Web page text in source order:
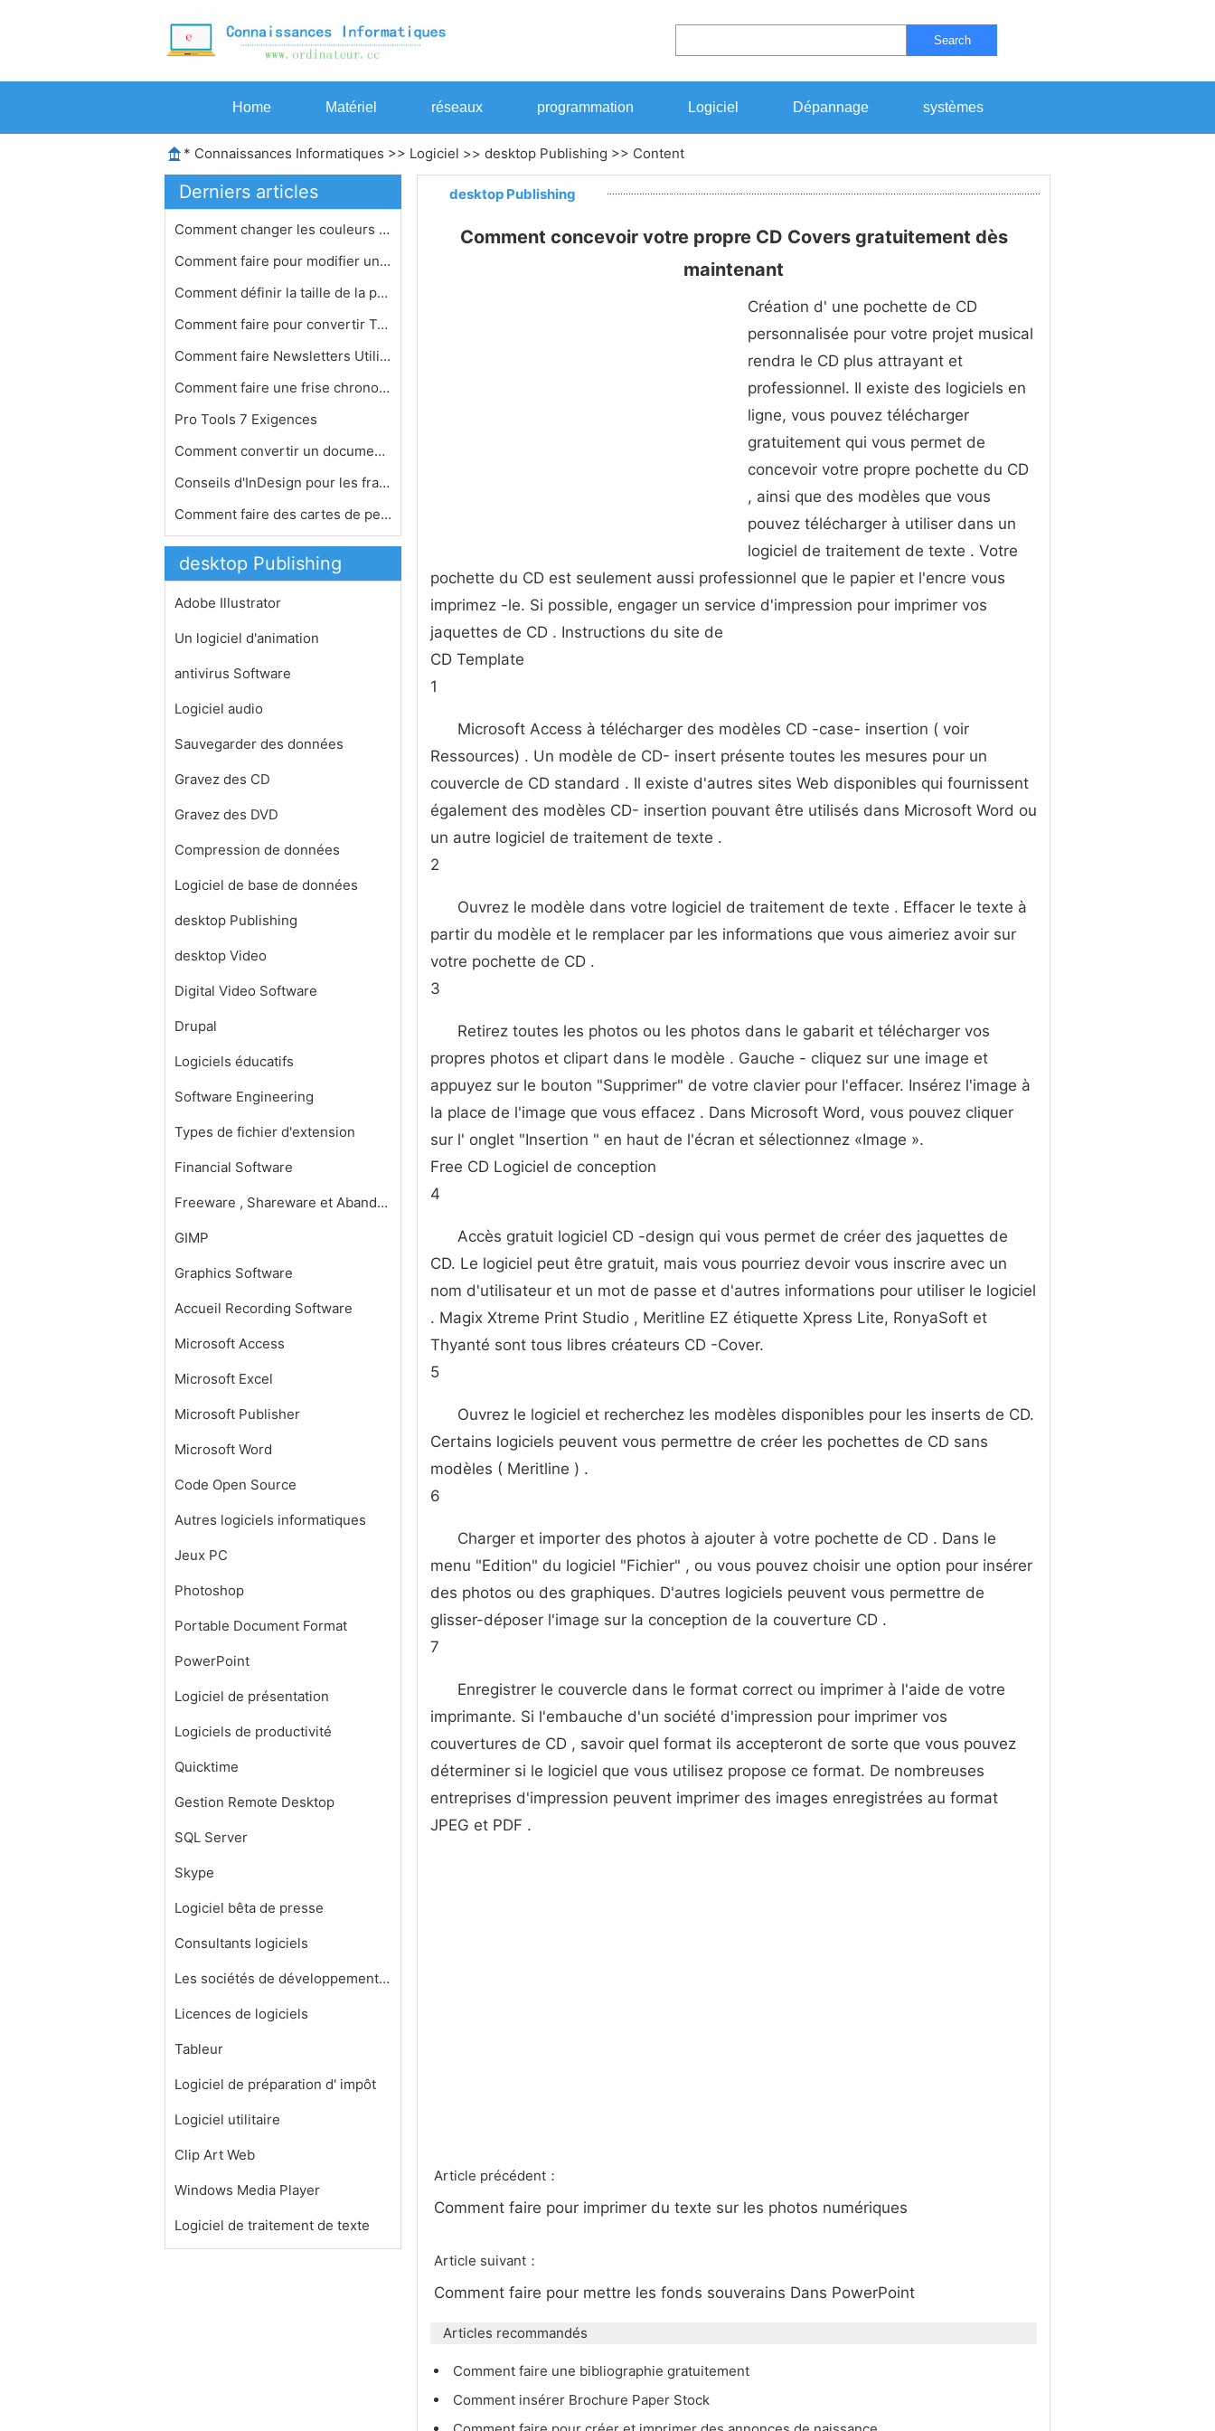
Search
Home Matériel réseaux programmation Logiciel Dépannage systèmes
* Connaissances Informatiques >> Logiciel >> desktop Publishing >> Content
Derniers articles
Comment changer les couleurs dans Ad…
Comment faire pour modifier une acti…
Comment définir la taille de la pag…
Comment faire pour convertir Travaux…
Comment faire Newsletters Utilisatio…
Comment faire une frise chronologiqu…
Pro Tools 7 Exigences
Comment convertir un document DocBoo…
Conseils d'InDesign pour les fractio…
Comment faire des cartes de petites …
desktop Publishing
Adobe Illustrator
Un logiciel d'animation
antivirus Software
Logiciel audio
Sauvegarder des données
Gravez des CD
Gravez des DVD
Compression de données
Logiciel de base de données
desktop Publishing
desktop Video
Digital Video Software
Drupal
Logiciels éducatifs
Software Engineering
Types de fichier d'extension
Financial Software
Freeware , Shareware et Abandonware
GIMP
Graphics Software
Accueil Recording Software
Microsoft Access
Microsoft Excel
Microsoft Publisher
Microsoft Word
Code Open Source
Autres logiciels informatiques
Jeux PC
Photoshop
Portable Document Format
PowerPoint
Logiciel de présentation
Logiciels de productivité
Quicktime
Gestion Remote Desktop
SQL Server
Skype
Logiciel bêta de presse
Consultants logiciels
Les sociétés de développement de logiciels
Licences de logiciels
Tableur
Logiciel de préparation d' impôt
Logiciel utilitaire
Clip Art Web
Windows Media Player
Logiciel de traitement de texte
desktop Publishing
Comment concevoir votre propre CD Covers gratuitement dès
maintenant
Création d' une pochette de CD
personnalisée pour votre projet musical
rendra le CD plus attrayant et
professionnel. Il existe des logiciels en
ligne, vous pouvez télécharger
gratuitement qui vous permet de
concevoir votre propre pochette du CD
, ainsi que des modèles que vous
pouvez télécharger à utiliser dans un
logiciel de traitement de texte . Votre
pochette du CD est seulement aussi professionnel que le papier et l'encre vous
imprimez -le. Si possible, engager un service d'impression pour imprimer vos
jaquettes de CD . Instructions du site de
CD Template
1
Microsoft Access à télécharger des modèles CD -case- insertion ( voir
Ressources) . Un modèle de CD- insert présente toutes les mesures pour un
couvercle de CD standard . Il existe d'autres sites Web disponibles qui fournissent
également des modèles CD- insertion pouvant être utilisés dans Microsoft Word ou
un autre logiciel de traitement de texte .
2
Ouvrez le modèle dans votre logiciel de traitement de texte . Effacer le texte à
partir du modèle et le remplacer par les informations que vous aimeriez avoir sur
votre pochette de CD .
3
Retirez toutes les photos ou les photos dans le gabarit et télécharger vos
propres photos et clipart dans le modèle . Gauche - cliquez sur une image et
appuyez sur le bouton "Supprimer" de votre clavier pour l'effacer. Insérez l'image à
la place de l'image que vous effacez . Dans Microsoft Word, vous pouvez cliquer
sur l' onglet "Insertion " en haut de l'écran et sélectionnez «Image ».
Free CD Logiciel de conception
4
Accès gratuit logiciel CD -design qui vous permet de créer des jaquettes de
CD. Le logiciel peut être gratuit, mais vous pourriez devoir vous inscrire avec un
nom d'utilisateur et un mot de passe et d'autres informations pour utiliser le logiciel
. Magix Xtreme Print Studio , Meritline EZ étiquette Xpress Lite, RonyaSoft et
Thyanté sont tous libres créateurs CD -Cover.
5
Ouvrez le logiciel et recherchez les modèles disponibles pour les inserts de CD.
Certains logiciels peuvent vous permettre de créer les pochettes de CD sans
modèles ( Meritline ) .
6
Charger et importer des photos à ajouter à votre pochette de CD . Dans le
menu "Edition" du logiciel "Fichier" , ou vous pouvez choisir une option pour insérer
des photos ou des graphiques. D'autres logiciels peuvent vous permettre de
glisser-déposer l'image sur la conception de la couverture CD .
7
Enregistrer le couvercle dans le format correct ou imprimer à l'aide de votre
imprimante. Si l'embauche d'un société d'impression pour imprimer vos
couvertures de CD , savoir quel format ils accepteront de sorte que vous pouvez
déterminer si le logiciel que vous utilisez propose ce format. De nombreuses
entreprises d'impression peuvent imprimer des images enregistrées au format
JPEG et PDF .
Article précédent：
Comment faire pour imprimer du texte sur les photos numériques
Article suivant：
Comment faire pour mettre les fonds souverains Dans PowerPoint
Articles recommandés
Comment faire une bibliographie gratuitement
Comment insérer Brochure Paper Stock